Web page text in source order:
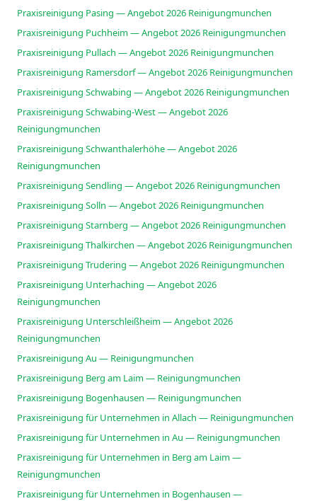
Praxisreinigung Pasing — Angebot 2026 Reinigungmunchen
Praxisreinigung Puchheim — Angebot 2026 Reinigungmunchen
Praxisreinigung Pullach — Angebot 2026 Reinigungmunchen
Praxisreinigung Ramersdorf — Angebot 2026 Reinigungmunchen
Praxisreinigung Schwabing — Angebot 2026 Reinigungmunchen
Praxisreinigung Schwabing-West — Angebot 2026
Reinigungmunchen
Praxisreinigung Schwanthalerhöhe — Angebot 2026
Reinigungmunchen
Praxisreinigung Sendling — Angebot 2026 Reinigungmunchen
Praxisreinigung Solln — Angebot 2026 Reinigungmunchen
Praxisreinigung Starnberg — Angebot 2026 Reinigungmunchen
Praxisreinigung Thalkirchen — Angebot 2026 Reinigungmunchen
Praxisreinigung Trudering — Angebot 2026 Reinigungmunchen
Praxisreinigung Unterhaching — Angebot 2026
Reinigungmunchen
Praxisreinigung Unterschleißheim — Angebot 2026
Reinigungmunchen
Praxisreinigung Au — Reinigungmunchen
Praxisreinigung Berg am Laim — Reinigungmunchen
Praxisreinigung Bogenhausen — Reinigungmunchen
Praxisreinigung für Unternehmen in Allach — Reinigungmunchen
Praxisreinigung für Unternehmen in Au — Reinigungmunchen
Praxisreinigung für Unternehmen in Berg am Laim —
Reinigungmunchen
Praxisreinigung für Unternehmen in Bogenhausen —